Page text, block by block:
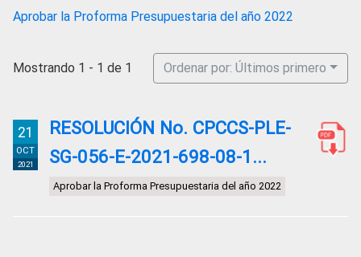
Social
Aprobar la Proforma Presupuestaria del año 2022
Mostrando 1 - 1 de 1 Ordenar por: Últimos primero
21
OCT
2021
RESOLUCIÓN No. CPCCS-PLE-
SG-056-E-2021-698-08-1...
Aprobar la Proforma Presupuestaria del año 2022